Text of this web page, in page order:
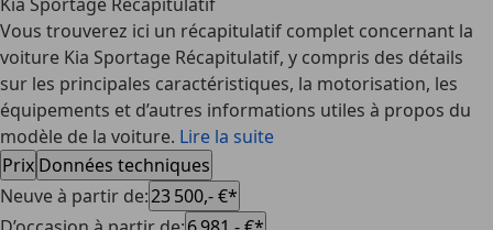
Vous trouverez ici un récapitulatif complet concernant la
voiture Kia Sportage Récapitulatif, y compris des détails
sur les principales caractéristiques, la motorisation, les
équipements et d’autres informations utiles à propos du
modèle de la voiture. Lire la suite
Prix Données techniques
Neuve à partir de:23 500,- €*